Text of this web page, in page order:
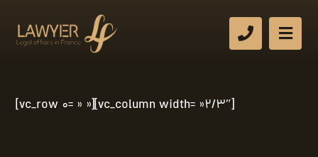
[vc_row 0= » »][vc_column width= »2/3″]